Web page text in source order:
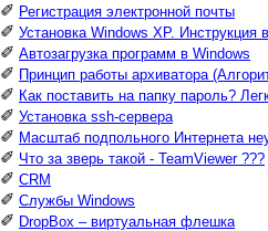
✐ Регистрация электронной почты
✐ Установка Windows XP. Инструкция
✐ Автозагрузка программ в Windows
✐ Принцип работы архиватора
✐ Как поставить на папку пароль?
✐ Установка ssh-сервера
✐ Масштаб подпольного Интернета
✐ Что за зверь такой - TeamViewer ???
✐ CRM
✐ Службы Windows
✐ DropBox – виртуальная флешка